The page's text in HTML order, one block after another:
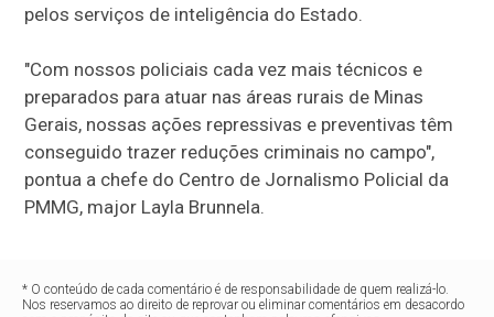
pelos serviços de inteligência do Estado.
"Com nossos policiais cada vez mais técnicos e
preparados para atuar nas áreas rurais de Minas
Gerais, nossas ações repressivas e preventivas têm
conseguido trazer reduções criminais no campo",
pontua a chefe do Centro de Jornalismo Policial da
PMMG, major Layla Brunnela.
* O conteúdo de cada comentário é de responsabilidade de quem realizá-lo.
Nos reservamos ao direito de reprovar ou eliminar comentários em desacordo